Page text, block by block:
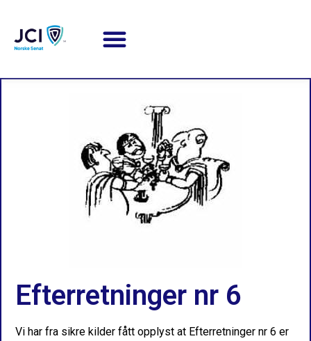
Efterretninger nr 6
Vi har fra sikre kilder fått opplyst at Efterretninger nr 6 er